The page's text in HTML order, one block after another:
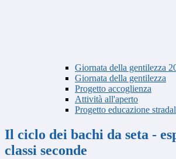
Giornata della gentilezza
Giornata della gentilezza
Progetto accoglienza
Attività all'aperto
Progetto educazione
Il ciclo dei bachi da seta -
classi seconde